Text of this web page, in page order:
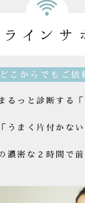
こからでもご依
るっと診断する「
うまく片付かな
濃密な２時間で